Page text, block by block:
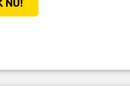
NU!